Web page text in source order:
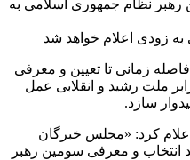
زودی اعلام خواهد شد
زمانی تا تعیین و معرفی
ملت رشید و انقلابی عمل
سازد.
کرد: «مجلس خبرگان
انتخاب و معرفی سومین رهبر